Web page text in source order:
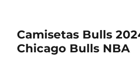
Camisetas Bulls
Chicago Bulls NBA